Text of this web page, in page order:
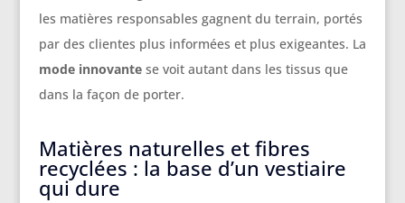
les matières responsables gagnent du terrain, portés
par des clientes plus informées et plus exigeantes. La
mode innovantese voit autant dans les tissus que
dans la façon de porter.
Matières naturelles et fibres
recyclées : la base d’un vestiaire
qui dure